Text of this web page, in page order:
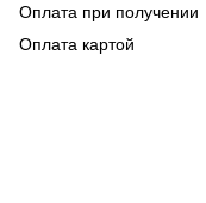
Оплата при получении
Оплата картой